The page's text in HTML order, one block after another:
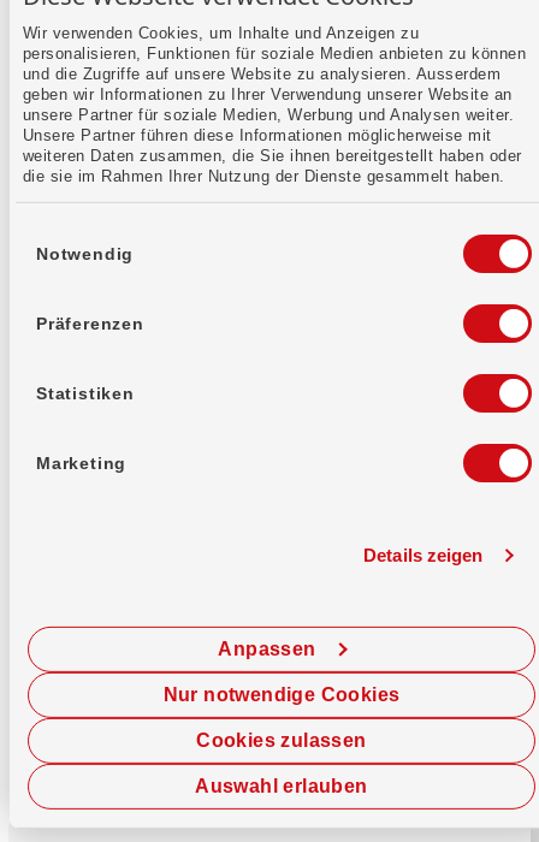
Wir verwenden Cookies, um Inhalte und Anzeigen zu
personalisieren, Funktionen für soziale Medien anbieten zu können
und die Zugriffe auf unsere Website zu analysieren. Ausserdem
geben wir Informationen zu Ihrer Verwendung unserer Website an
unsere Partner für soziale Medien, Werbung und Analysen weiter.
Unsere Partner führen diese Informationen möglicherweise mit
weiteren Daten zusammen, die Sie ihnen bereitgestellt haben oder
die sie im Rahmen Ihrer Nutzung der Dienste gesammelt haben.
Notwendig
Präferenzen
Statistiken
Marketing
Details zeigen
Cookies zulassen
Anpassen
Auswahl erlauben
Nur notwendige Cookies
Mehr erfahren
Kontaktformular
Jetzt chatten